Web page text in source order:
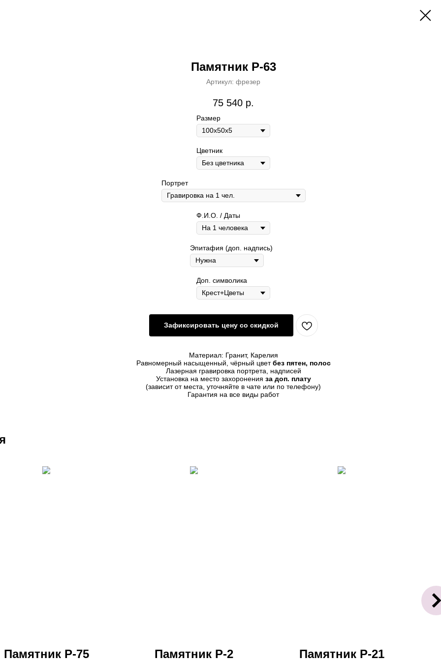
Памятник Р-63
Артикул: фрезер
75 540 р.
Размер
Цветник
Портрет
Ф.И.О. / Даты
Эпитафия (доп. надпись)
Доп. символика
Зафиксировать цену со скидкой
Материал: Гранит, Карелия
Равномерный насыщенный, чёрный цветбез пятен, полос
Лазерная гравировка портрета, надписей
Установка на место захоронения за доп. плату
(зависит от места, уточняйте в чате или по телефону)
Гарантия на все виды работ
Памятник Р-75 Памятник Р-2 Памятник Р-21